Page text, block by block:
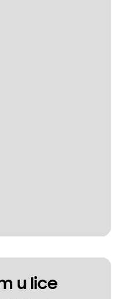
u lice